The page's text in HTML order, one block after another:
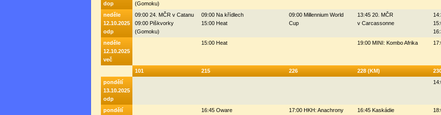
dop
(Gomoku)
neděle
12.10.2025
odp
09:00 24. MČR v Catanu
09:00 Piškvorky
(Gomoku)
09:00 Na křídlech
15:00 Heat
09:00 Millennium World
Cup
13:45 20. MČR
v Carcassonne
neděle
12.10.2025
več
15:00 Heat 19:00 MINI: Kombo Afrika
101
215 226 228 (KM)
pondělí
13.10.2025
odp
pondělí
16:45 Oware 17:00 HKH: Anachrony 16:45 Kaskádie